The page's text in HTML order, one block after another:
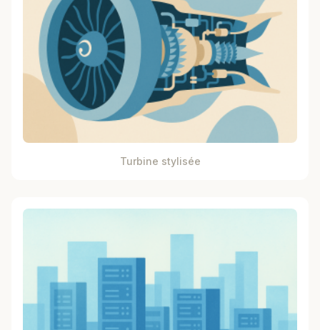
Turbine stylisée